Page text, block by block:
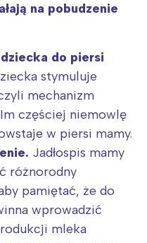
na pobudzenie
do piersi
stymuluje
mechanizm
częściej niemowlę
w piersi mamy.
. Jadłospis mamy
różnorodny
pamiętać, że do
wprowadzić
mleka